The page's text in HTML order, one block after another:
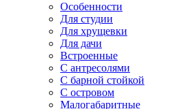
Особенности
Для студии
Для хрущевки
Для дачи
Встроенные
С антресолями
С барной стойкой
С островом
Малогабаритные